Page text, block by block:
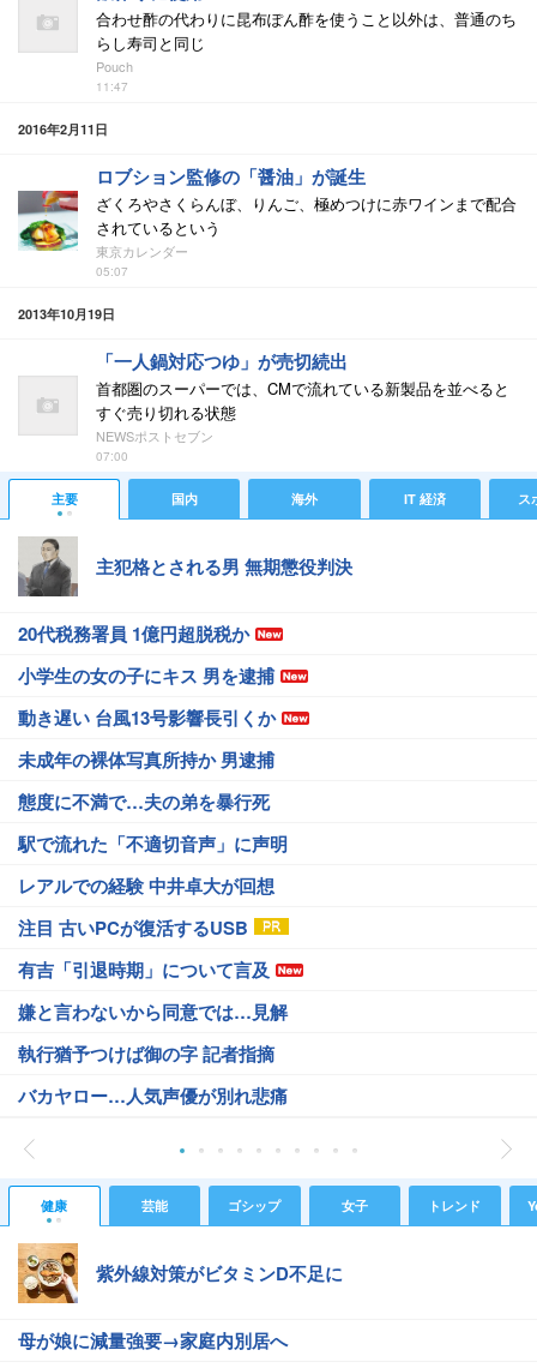
合わせ酢の代わりに昆布ぽん酢を使うこと以外は、普通のち
らし寿司と同じ
Pouch
11:47
2016年2月11日
ロブション監修の「醤油」が誕生
ざくろやさくらんぼ、りんご、極めつけに赤ワインまで配合
されているという
東京カレンダー
05:07
2013年10月19日
「一人鍋対応つゆ」が売切続出
首都圏のスーパーでは、CMで流れている新製品を並べると
すぐ売り切れる状態
NEWSポストセブン
07:00
主要 国内 海外 IT 経済 ス
主犯格とされる男 無期懲役判決
20代税務署員 1億円超脱税か
小学生の女の子にキス 男を逮捕
動き遅い 台風13号影響長引くか
未成年の裸体写真所持か 男逮捕
態度に不満で…夫の弟を暴行死
駅で流れた「不適切音声」に声明
レアルでの経験 中井卓大が回想
注目 古いPCが復活するUSB
有吉「引退時期」について言及
嫌と言わないから同意では…見解
執行猶予つけば御の字 記者指摘
バカヤロー…人気声優が別れ悲痛
健康 芸能 ゴシップ 女子 トレンド
紫外線対策がビタミンD不足に
母が娘に減量強要→家庭内別居へ